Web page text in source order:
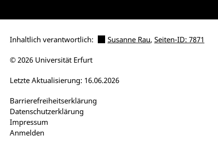
Inhaltlich verantwortlich: Susanne Rau, Seiten-ID: 7871
Barrierefreiheitserklärung
Datenschutzerklärung
Impressum
Anmelden
Letzte Aktualisierung: 16.06.2026
© 2026 Universität Erfurt